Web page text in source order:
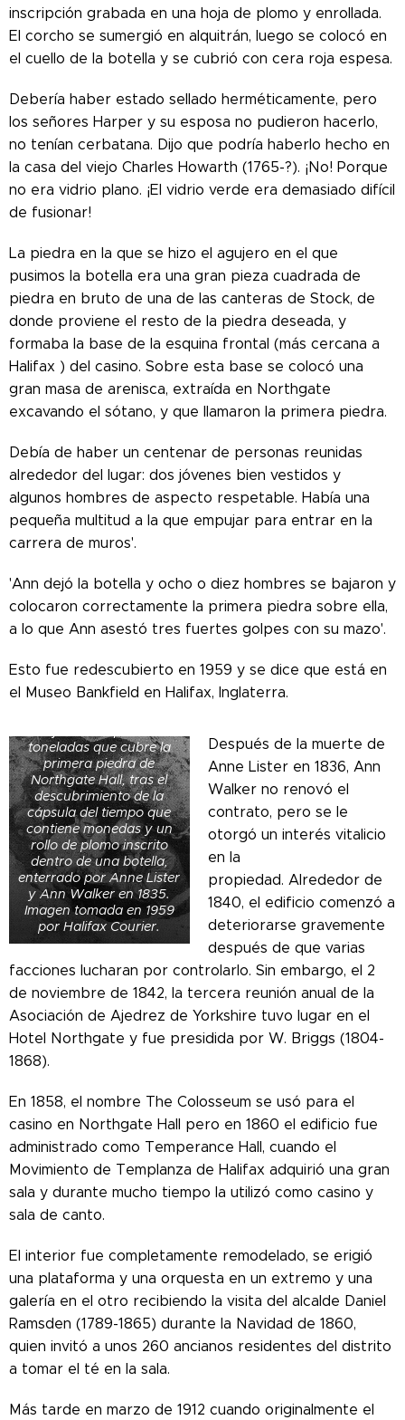
inscripción grabada en una hoja de plomo y enrollada.
El corcho se sumergió en alquitrán, luego se colocó en
el cuello de la botella y se cubrió con cera roja espesa.
Debería haber estado sellado herméticamente, pero
los señores Harper y su esposa no pudieron hacerlo,
no tenían cerbatana. Dijo que podría haberlo hecho en
la casa del viejo Charles Howarth (1765-?). ¡No! Porque
no era vidrio plano. ¡El vidrio verde era demasiado difícil
de fusionar!
La piedra en la que se hizo el agujero en el que
pusimos la botella era una gran pieza cuadrada de
piedra en bruto de una de las canteras de Stock, de
donde proviene el resto de la piedra deseada, y
formaba la base de la esquina frontal (más cercana a
Halifax ) del casino. Sobre esta base se colocó una
gran masa de arenisca, extraída en Northgate
excavando el sótano, y que llamaron la primera piedra.
Debía de haber un centenar de personas reunidas
alrededor del lugar: dos jóvenes bien vestidos y
algunos hombres de aspecto respetable. Había una
pequeña multitud a la que empujar para entrar en la
carrera de muros'.
'Ann dejó la botella y ocho o diez hombres se bajaron y
colocaron correctamente la primera piedra sobre ella,
a lo que Ann asestó tres fuertes golpes con su mazo'.
Esto fue redescubierto en 1959 y se dice que está en
el Museo Bankfield en Halifax, Inglaterra.
demolición de Halifax
toneladas que cubre la
primera piedra de
Northgate Hall, tras el
descubrimiento de la
cápsula del tiempo que
contiene monedas y un
rollo de plomo inscrito
dentro de una botella,
enterrado por Anne Lister
y Ann Walker en 1835.
Imagen tomada en 1959
por Halifax Courier.
Después de la muerte de
Anne Lister en 1836, Ann
Walker no renovó el
contrato, pero se le
otorgó un interés vitalicio
en la
propiedad. Alrededor de
1840, el edificio comenzó a
deteriorarse gravemente
después de que varias
facciones lucharan por controlarlo. Sin embargo, el 2
de noviembre de 1842, la tercera reunión anual de la
Asociación de Ajedrez de Yorkshire tuvo lugar en el
Hotel Northgate y fue presidida por W. Briggs (1804-
1868).
En 1858, el nombre The Colosseum se usó para el
casino en Northgate Hall pero en 1860 el edificio fue
administrado como Temperance Hall, cuando el
Movimiento de Templanza de Halifax adquirió una gran
sala y durante mucho tiempo la utilizó como casino y
sala de canto.
El interior fue completamente remodelado, se erigió
una plataforma y una orquesta en un extremo y una
galería en el otro recibiendo la visita del alcalde Daniel
Ramsden (1789-1865) durante la Navidad de 1860,
quien invitó a unos 260 ancianos residentes del distrito
a tomar el té en la sala.
Más tarde en marzo de 1912 cuando originalmente el